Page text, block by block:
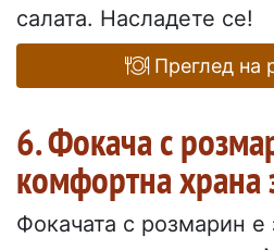
салата. Насладете се!
Преглед на
6. Фокача с
комфортна храна
Фокачата с розмарин